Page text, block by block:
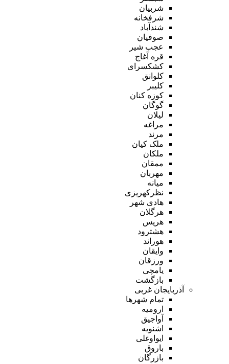
شربیان
شرفخانه
شندآباد
صوفیان
عجب شیر
قره آغاج
کشکسرای
کلوانق
کلیبر
کوزه کنان
گوگان
لیلان
مراغه
مرند
ملک کیان
ملکان
ممقان
مهربان
میانه
نظرکهریزی
هادی شهر
هرگلان
هریس
هشترود
هوراند
وایقان
ورزقان
یامچی
بازگشت
آذربایجان غربی
تمام شهر‌ها
ارومیه
آواجیق
اشنویه
ایواوغلی
باروق
بازرگان